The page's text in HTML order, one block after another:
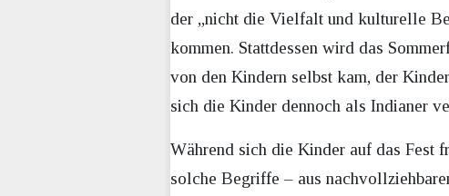
der „nicht die Vielfalt und kulturelle
kommen. Stattdessen wird das
von den Kindern selbst kam, der
sich die Kinder dennoch als Indianer
Während sich die Kinder auf das Fest
solche Begriffe – aus